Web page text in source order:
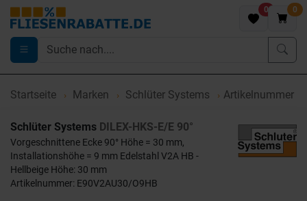
0 0
Startseite Marken Schlüter Systems Artikelnummer
Schlüter Systems DILEX-HKS-E/E 90°
Vorgeschnittene Ecke 90° Höhe = 30 mm,
Installationshöhe = 9 mm Edelstahl V2A HB -
Hellbeige Höhe: 30 mm
Artikelnummer: E90V2AU30/O9HB